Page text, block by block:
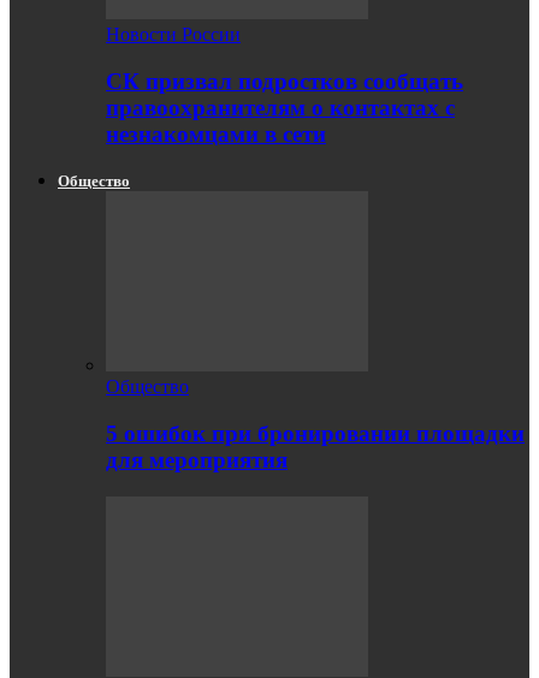
Новости России
СК призвал подростков сообщать
правоохранителям о контактах с
незнакомцами в сети
Общество
Общество
5 ошибок при бронировании площадки
для мероприятия